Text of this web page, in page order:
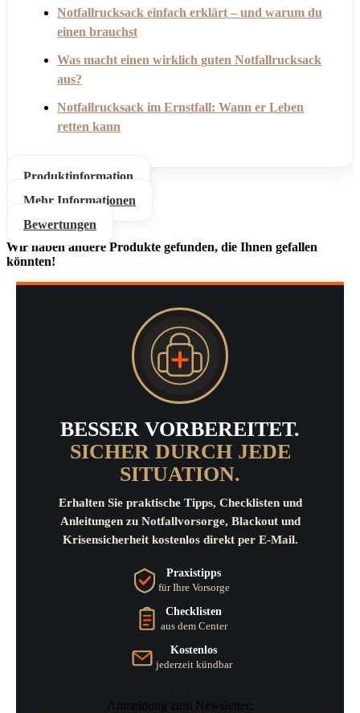
Notfallrucksack einfach erklärt – und warum du
einen brauchst
Was macht einen wirklich guten Notfallrucksack
aus?
Notfallrucksack im Ernstfall: Wann er Leben
retten kann
Produktinformation
Mehr Informationen
Bewertungen
Wir haben andere Produkte gefunden, die Ihnen gefallen
könnten!
BESSER VORBEREITET.
SICHER DURCH JEDE
SITUATION.
Erhalten Sie praktische Tipps, Checklisten und
Anleitungen zu Notfallvorsorge, Blackout und
Krisensicherheit kostenlos direkt per E-Mail.
Praxistipps
für Ihre Vorsorge
Checklisten
aus dem Center
Kostenlos
jederzeit kündbar
Anmeldung zum Newsletter: